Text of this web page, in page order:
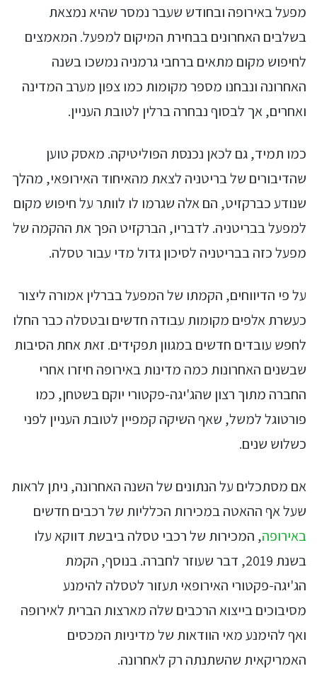
מפעל באירופה ובחודש שעבר נמסר שהיא נמצאת
בשלבים האחרונים בבחירת המיקום למפעל. המאמצים
לחיפוש מקום מתאים ברחבי גרמניה נמשכו בשנה
האחרונה ונבחנו מספר מקומות כמו צפון מערב המדינה
ואחרים, אך לבסוף נבחרה ברלין לטובת העניין.
כמו תמיד, גם לכאן נכנסת הפוליטיקה. מאסק טוען
שהדיבורים של בריטניה לצאת מהאיחוד האירופאי, מהלך
שנודע כברקזיט, הם אלה שגרמו לו לוותר על חיפוש מקום
למפעל בבריטניה. לדבריו, הברקזיט הפך את ההקמה של
מפעל כזה בבריטניה לסיכון גדול מדי עבור טסלה.
על פי הדיווחים, הקמתו של המפעל בברלין אמורה ליצור
כעשרת אלפים מקומות עבודה חדשים ובטסלה כבר החלו
לחפש עובדים חדשים במגוון תפקידים. זאת אחת הסיבות
שבשנים האחרונות כמה מדינות באירופה חיזרו אחרי
החברה מתוך רצון שהג'יגה-פקטורי יוקם בשטחן, כמו
פורטוגל למשל, שאף השיקה קמפיין לטובת העניין לפני
כשלוש שנים.
אם מסתכלים על הנתונים של השנה האחרונה, ניתן לראות
שעל אף ההאטה במכירות הכלליות של רכבים חדשים
באירופה, המכירות של רכבי טסלה ביבשת דווקא עלו
בשנת 2019, דבר שעוזר לחברה. בנוסף, הקמת
הג'יגה-פקטורי האירופאי תעזור לטסלה להימנע
מסיבוכים בייצוא הרכבים שלה מארצות הברית לאירופה
ואף להימנע מאי הוודאות של מדיניות המכסים
האמריקאית שהשתנתה רק לאחרונה.